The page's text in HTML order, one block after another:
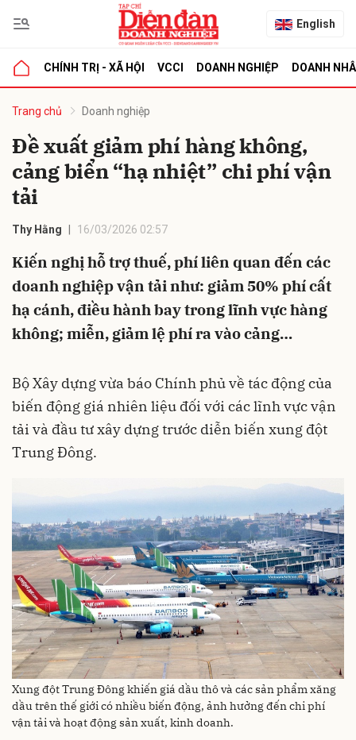
English
CHÍNH TRỊ - XÃ HỘI VCCI DOANH NGHIỆP DOANH
Trang chủ Doanh nghiệp
Đề xuất giảm phí hàng không,
cảng biển “hạ nhiệt” chi phí vận
tải
Thy Hằng 16/03/2026 02:57
Kiến nghị hỗ trợ thuế, phí liên quan đến các
doanh nghiệp vận tải như: giảm 50% phí cất
hạ cánh, điều hành bay trong lĩnh vực hàng
không; miễn, giảm lệ phí ra vào cảng…
Bộ Xây dựng vừa báo Chính phủ về tác động của
biến động giá nhiên liệu đối với các lĩnh vực vận
tải và đầu tư xây dựng trước diễn biến xung đột
Trung Đông.
Xung đột Trung Đông khiến giá dầu thô và các sản phẩm xăng
dầu trên thế giới có nhiều biến động, ảnh hưởng đến chi phí
vận tải và hoạt động sản xuất, kinh doanh.
luận
Hủy